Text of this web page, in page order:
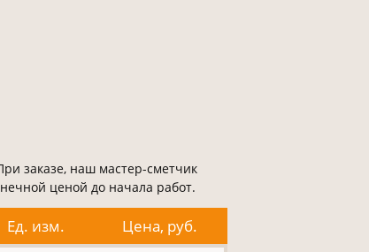
заказе, наш мастер-сметчик
ценой до начала работ.
Ед. изм. Цена, руб.